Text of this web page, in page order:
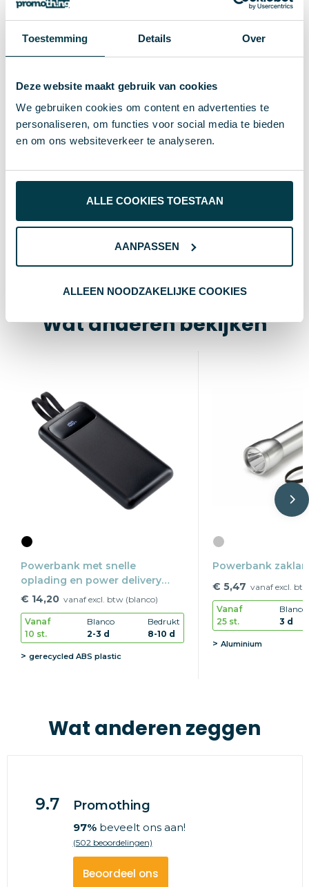
Toestemming Details Over
Deze website maakt gebruik van cookies
We gebruiken cookies om content en advertenties te
personaliseren, om functies voor social media te bieden
en om ons websiteverkeer te analyseren.
ALLE COOKIES TOESTAAN
AANPASSEN
ALLEEN NOODZAKELIJKE COOKIES
Specificaties
Gewicht 226.1 g
Materiaal Gerecycled aluminium
Kleur Rood
7.4 cm
Lengte 15 cm
Wat anderen bekijken
Powerbank met snelle
oplading en power delivery
REEVES-PULSEXPRESS 10
€ 14,20 vanaf excl. btw (blanco)
Vanaf
10 st.
Blanco
2-3 d
Bedrukt
8-10 d
gerecycled ABS plastic
Powerbank
€ 5,47 vanaf excl.
Vanaf
25 st.
Blanco
3 d
Aluminium
Wat anderen zeggen
9.7 Promothing
97%beveelt ons aan!
(502 beoordelingen)
Beoordeel ons